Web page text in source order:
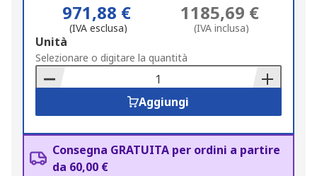
971,88 €
(IVA esclusa)
1185,69 €
(IVA inclusa)
Add
to
Basket
Unità
Selezionare o digitare la quantità
Aggiungi
Consegna GRATUITA per ordini a partire
da 60,00 €